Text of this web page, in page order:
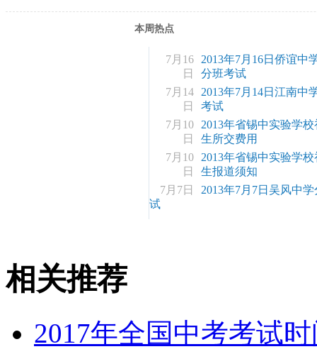
本周热点
7月16
日
2013年7月16日侨谊中
分班考试
7月14
日
2013年7月14日江南中
考试
7月10
日
2013年省锡中实验学
生所交费用
7月10
日
2013年省锡中实验学
生报道须知
7月7日
2013年7月7日吴风中
试
相关推荐
2017年全国中考考试